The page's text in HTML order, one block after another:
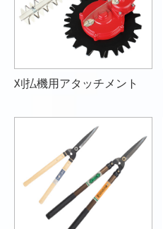
刈払機用アタッチメント